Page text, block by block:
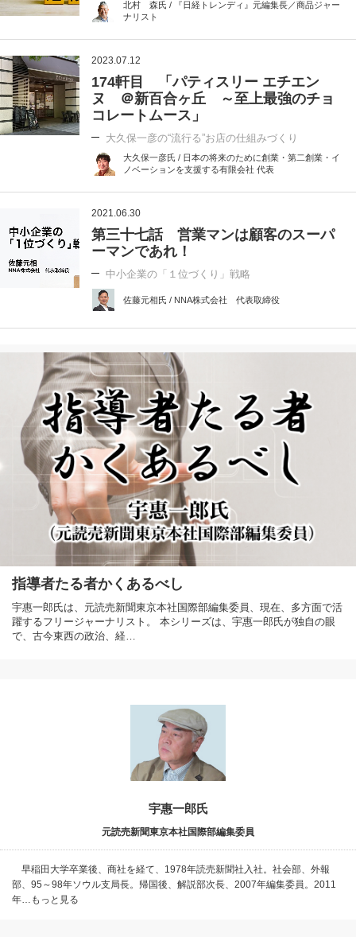
北村 森氏 / 『日経トレンディ』元編集長／商品ジャー
ナリスト
2023.07.12
174軒目 「パティスリー エチエン
ヌ ＠新百合ヶ丘 ～至上最強のチョ
コレートムース」
大久保一彦の“流行る”お店の仕組みづくり
大久保一彦氏 / 日本の将来のために創業・第二創業・イ
ノベーションを支援する有限会社 代表
2021.06.30
第三十七話 営業マンは顧客のスーパ
ーマンであれ！
中小企業の「１位づくり」戦略
佐藤元相氏 / NNA株式会社 代表取締役
指導者たる者かくあるべし
宇惠一郎氏は、元読売新聞東京本社国際部編集委員、現在、多方面で活
躍するフリージャーナリスト。 本シリーズは、宇惠一郎氏が独自の眼
で、古今東西の政治、経…
宇惠一郎氏
元読売新聞東京本社国際部編集委員
早稲田大学卒業後、商社を経て、1978年読売新聞社入社。社会部、外報
部、95～98年ソウル支局長。帰国後、解説部次長、2007年編集委員。2011
年…もっと見る